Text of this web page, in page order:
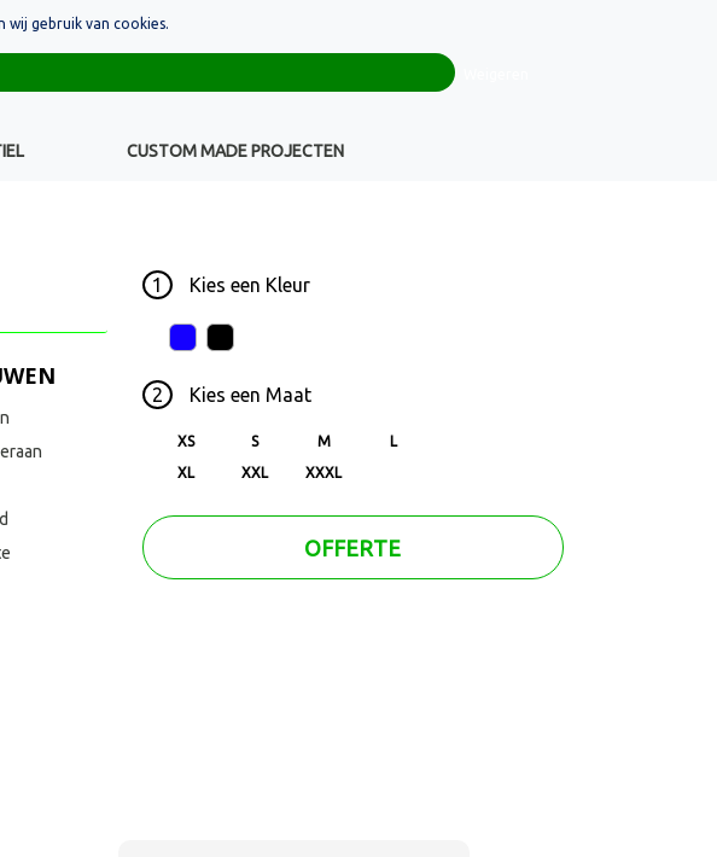
+32(0)16 43 54 19
CUSTOM MADE PROJECTEN
1 Kies een Kleur
2 Kies een Maat
XS S M
L
XL
XXL XXXL
OFFERTE
gebruik van cookies.